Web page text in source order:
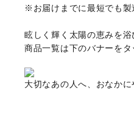
※お届けまでに最短でも製
眩しく輝く太陽の恵みを
商品一覧は下のバナーをタ
大切なあの人へ、おなか